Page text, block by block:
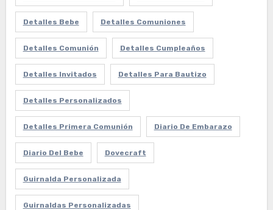
Detalles Bebe Detalles Comuniones
Detalles Comunión Detalles Cumpleaños
Detalles Invitados Detalles Para Bautizo
Detalles Personalizados
Detalles Primera Comunión Diario De Embarazo
Diario Del Bebe Dovecraft
Guirnalda Personalizada
Guirnaldas Personalizadas